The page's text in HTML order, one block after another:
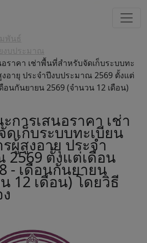
พันธ์
งบประมาณ
ราคา เช่าพื้นที่สำหรับจัดเก็บระบบทะ
อายุ ประจำปีงบประมาณ 2569 ตั้งแต่
อนกันยายน 2569 (จำนวน 12 เดือน)
การเสนอราคา เช่า
เก็บระบบทะเบียน
ผู้สูงอายุ ประจำ
2569 ตั้งแต่เดือน
- เดือนกันยายน
12 เดือน) โดยวิธี